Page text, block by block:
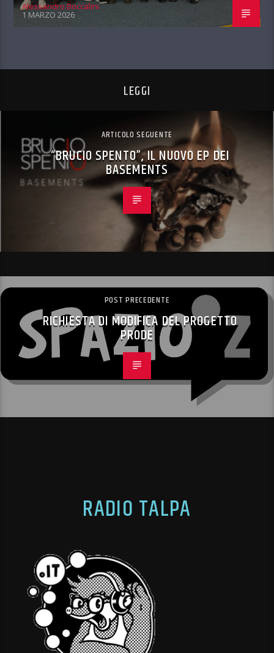
Alessandro Boccalini
1 MARZO 2026
LEGGI
ARTICOLO SEGUENTE
“BRUCIO SPENTO”, IL NUOVO EP DEI
BASEMENTS
POST PRECEDENTE
RICHIESTA DI MODIFICA DEL PROGETTO
PRODE
RADIO TALPA